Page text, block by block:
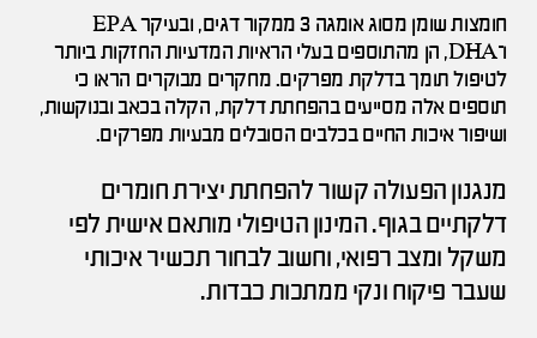
חומצות שומן מסוג אומגה 3 ממקור דגים, ובעיקר EPA
ו־DHA, הן מהתוספים בעלי הראיות המדעיות החזקות ביותר
לטיפול תומך בדלקת מפרקים. מחקרים מבוקרים הראו כי
תוספים אלה מסייעים בהפחתת דלקת, הקלה בכאב ובנוקשות,
ושיפור איכות החיים בכלבים הסובלים מבעיות מפרקים.
מנגנון הפעולה קשור להפחתת יצירת חומרים
דלקתיים בגוף. המינון הטיפולי מותאם אישית לפי
משקל ומצב רפואי, וחשוב לבחור תכשיר איכותי
שעבר פיקוח ונקי ממתכות כבדות.